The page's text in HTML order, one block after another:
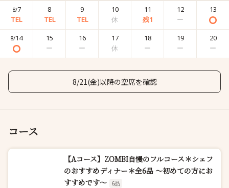
8/7 8 9 10 11 12 13
8/14 15 16 17 18 19 20
8/21(金)以降の空席を確認
コース
【Aコース】ZOMBI自慢のフルコース＊シェフ
のおすすめディナー＊全6品 ～初めての方にお
すすめです～
6品